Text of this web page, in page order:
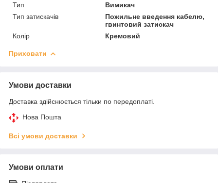
Тип
Вимикач
Тип затискачів
Пожильне введення кабелю,
гвинтовий затискач
Колір
Кремовий
Приховати
Умови доставки
Доставка здійснюється тільки по передоплаті.
Нова Пошта
Всі умови доставки
Умови оплати